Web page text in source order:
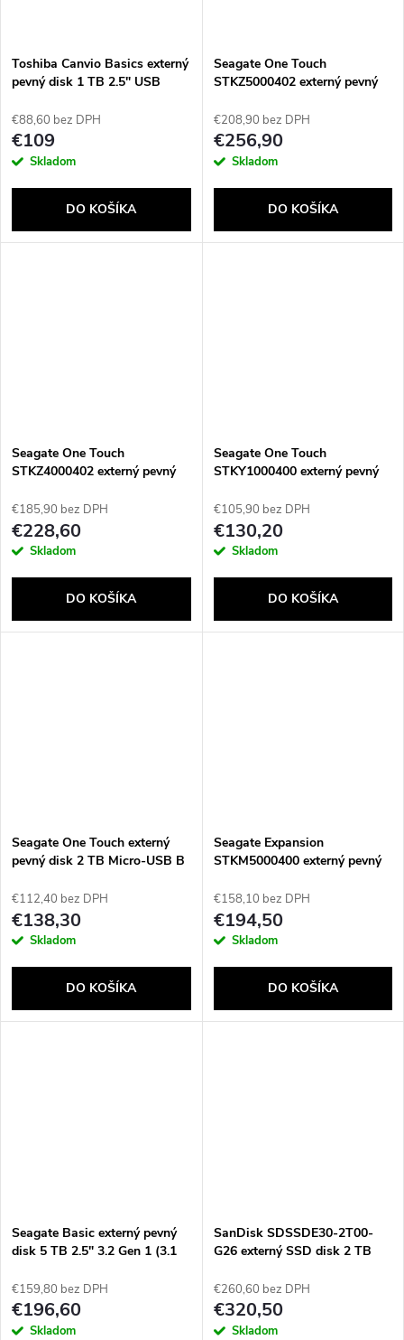
Toshiba Canvio Basics externý
pevný disk 1 TB 2.5" USB
Gen 1 (3.1 Gen 1) Čierna
€88,60 bez DPH
€109
Skladom
DO KOŠÍKA
Seagate One Touch
STKZ5000402 externý pevný
3.2 Gen 1 (3.1 Gen 1) Modrá
€208,90 bez DPH
€256,90
Skladom
DO KOŠÍKA
Seagate One Touch
STKZ4000402 externý pevný
2.0/3.2 Gen 1 (3.1 Gen 1)
Čierna
€185,90 bez DPH
€228,60
Skladom
DO KOŠÍKA
Seagate One Touch
STKY1000400 externý pevný
3.2 Gen 1 (3.1 Gen 1) Čierna
€105,90 bez DPH
€130,20
Skladom
DO KOŠÍKA
Seagate One Touch externý
pevný disk 2 TB Micro-USB B
€112,40 bez DPH
€138,30
Skladom
DO KOŠÍKA
Seagate Expansion
STKM5000400 externý pevný
Gen 1) Čierna
€158,10 bez DPH
€194,50
Skladom
DO KOŠÍKA
Seagate Basic externý pevný
disk 5 TB 2.5" 3.2 Gen 1 (3.1
€159,80 bez DPH
€196,60
Skladom
SanDisk SDSSDE30-2T00-
G26 externý SSD disk 2 TB
2) Čierna
€260,60 bez DPH
€320,50
Skladom